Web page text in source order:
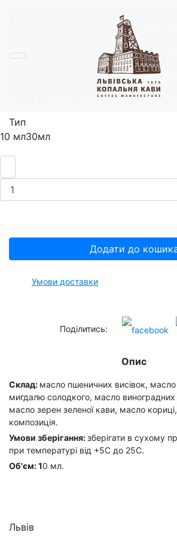
Доглядова косметика
Олія для твоєї гарної бороди
Тип
10 мл30мл
Додати до
Умови доставки
Поділитись:
Опис
Склад: масло пшеничних висівок,
мигдалю солодкого, масло виноградних
масло зерен зеленої кави, масло
композиція.
Умови зберігання:зберігати в сухому
при температурі від +5С до 25С.
Об'єм: 10 мл.
Львів